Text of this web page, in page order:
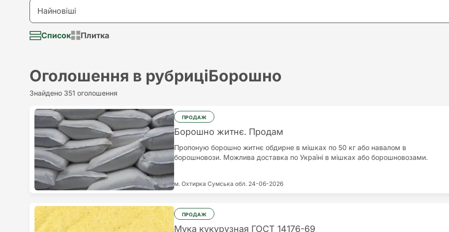
Здам в оренду
Візьму в аренду
Потрібна послуга
Найновіші
Найновіші
Найдорожчий
Найдешевший
Список Плитка
Оголошення в рубриціБорошно
Знайдено 351 оголошення
ПРОДАЖ
Борошно житнє. Продам
Пропоную борошно житнє обдирне в мішках по 50 кг або навалом в
борошновози. Можлива доставка по Україні в мішках або борошновозами.
м. Охтирка Сумська обл. 24-06-2026
ПРОДАЖ
Мука кукурузная ГОСТ 14176-69